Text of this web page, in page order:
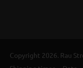
Copyright 2026. Rau